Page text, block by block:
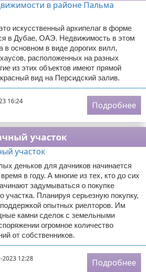
искусственный архипелаг в форме
в Дубае, ОАЭ. Недвижимость в этом
в основном в виде дорогих вилл,
расположенных на разных
из этих объектов имеют прямой
вид на Персидский залив.
16:24
Подробнее
участок
деньков для дачников начинается
в году. А многие из тех, кто до сих
задумываться о покупке
участка. Планируя серьезную покупку,
опытных риелторов. Им
камни сделок с земельными
огромное количество
от собственников.
2023 12:28
Подробнее